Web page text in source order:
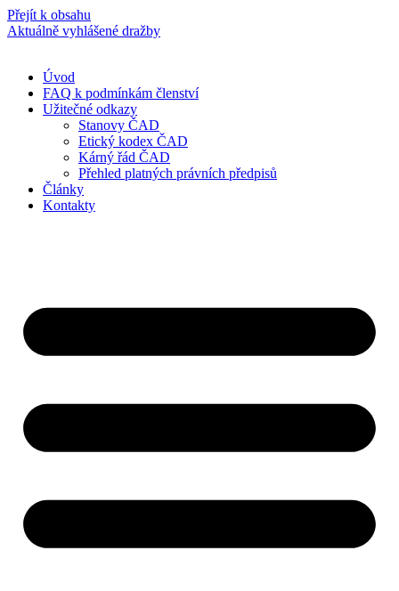
Přejít k obsahu
Aktuálně vyhlášené dražby
Úvod
FAQ k podmínkám členství
Užitečné odkazy
Stanovy ČAD
Etický kodex ČAD
Kárný řád ČAD
Přehled platných právních předpisů
Články
Kontakty